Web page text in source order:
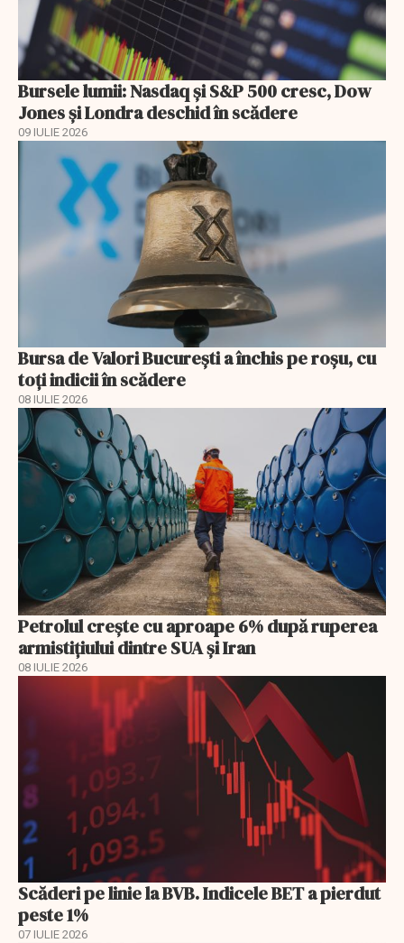
Bursele lumii: Nasdaq și S&P 500 cresc, Dow
Jones și Londra deschid în scădere
09 IULIE 2026
Bursa de Valori București a închis pe roșu, cu
toți indicii în scădere
08 IULIE 2026
Petrolul crește cu aproape 6% după ruperea
armistițiului dintre SUA și Iran
08 IULIE 2026
Scăderi pe linie la BVB. Indicele BET a pierdut
peste 1%
07 IULIE 2026